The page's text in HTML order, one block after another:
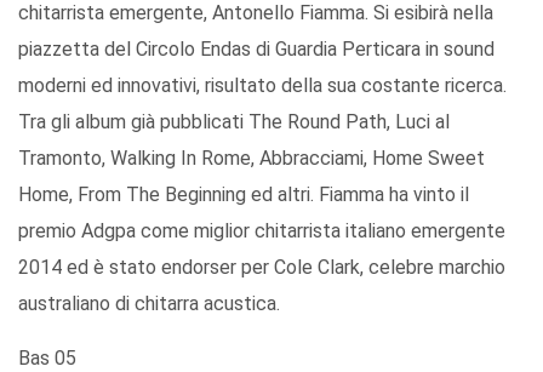
chitarrista emergente, Antonello Fiamma. Si esibirà nella
piazzetta del Circolo Endas di Guardia Perticara in sound
moderni ed innovativi, risultato della sua costante ricerca.
Tra gli album già pubblicati The Round Path, Luci al
Tramonto, Walking In Rome, Abbracciami, Home Sweet
Home, From The Beginning ed altri. Fiamma ha vinto il
premio Adgpa come miglior chitarrista italiano emergente
2014 ed è stato endorser per Cole Clark, celebre marchio
australiano di chitarra acustica.
Bas 05